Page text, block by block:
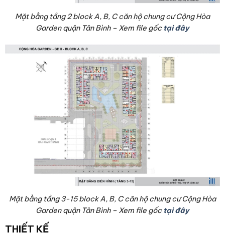
Mặt bằng tầng 2 block A, B, C căn hộ chung cư Cộng Hòa
Garden quận Tân Bình – Xem file gốc tại đây
Mặt bằng tầng 3-15 block A, B, C căn hộ chung cư Cộng Hòa
Garden quận Tân Bình – Xem file gốc tại đây
THIẾT KẾ